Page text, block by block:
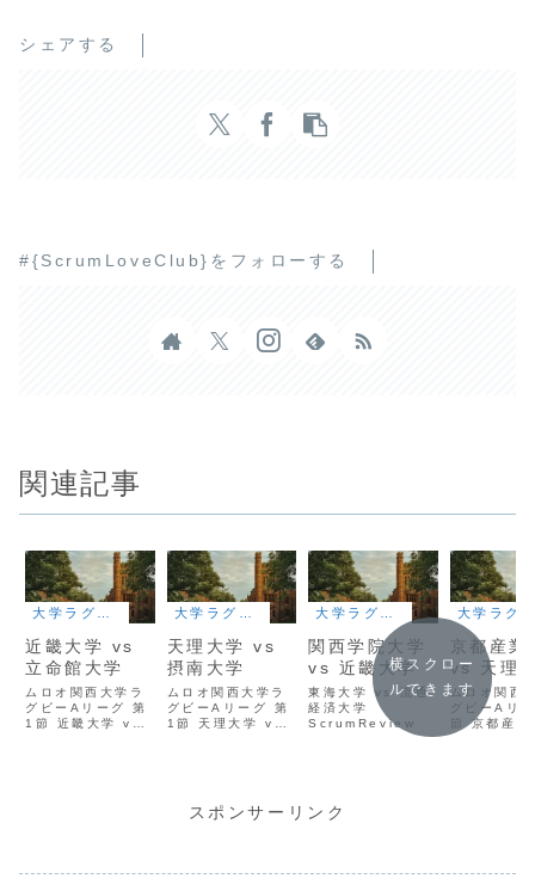
シェアする
#{ScrumLoveClub}をフォローする
関連記事
近畿大学 vs
立命館大学
ムロオ関西大学ラ
グビーAリーグ 第
1節 近畿大学 vs
天理大学 vs
摂南大学
ムロオ関西大学ラ
グビーAリーグ 第
1節 天理大学 vs
関西学院大学
vs 近畿大学
東海大学 vs 流通
経済大学
ScrumReview
京都産業
vs 天理
ムロオ関西
グビーAリ
節 京都産業
横スクロー
ルできます
スポンサーリンク